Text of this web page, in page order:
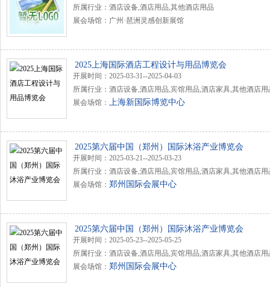
所属行业：酒店设备,酒店用品,其他酒店用品
展会场馆：广州·琶洲灵感创新展馆
2025上海国际酒店工程设计与用品博览会
开展时间：2025-03-31--2025-04-03
所属行业：酒店设备,酒店用品,宾馆用品,酒店家具,其他酒店用
展会场馆： 上海新国际博览中心
2025第六届中国（郑州）国际沐浴产业博览会
开展时间：2025-03-21--2025-03-23
所属行业：酒店设备,酒店用品,宾馆用品,酒店家具,其他酒店用
展会场馆： 郑州国际会展中心
2025第六届中国（郑州）国际沐浴产业博览会
开展时间：2025-05-23--2025-05-25
所属行业：酒店设备,酒店用品,宾馆用品,酒店家具,其他酒店用
展会场馆： 郑州国际会展中心